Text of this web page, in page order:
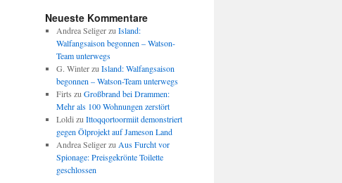
Neueste Kommentare
Andrea Seligerzu Island:
Walfangsaison begonnen – Watson-
Team unterwegs
G. Winterzu Island: Walfangsaison
begonnen – Watson-Team unterwegs
Firts zu Großbrand bei Drammen:
Mehr als 100 Wohnungen zerstört
Loldi zu Ittoqqortoormiit demonstriert
gegen Ölprojekt auf Jameson Land
Andrea Seligerzu Aus Furcht vor
Spionage: Preisgekrönte Toilette
geschlossen